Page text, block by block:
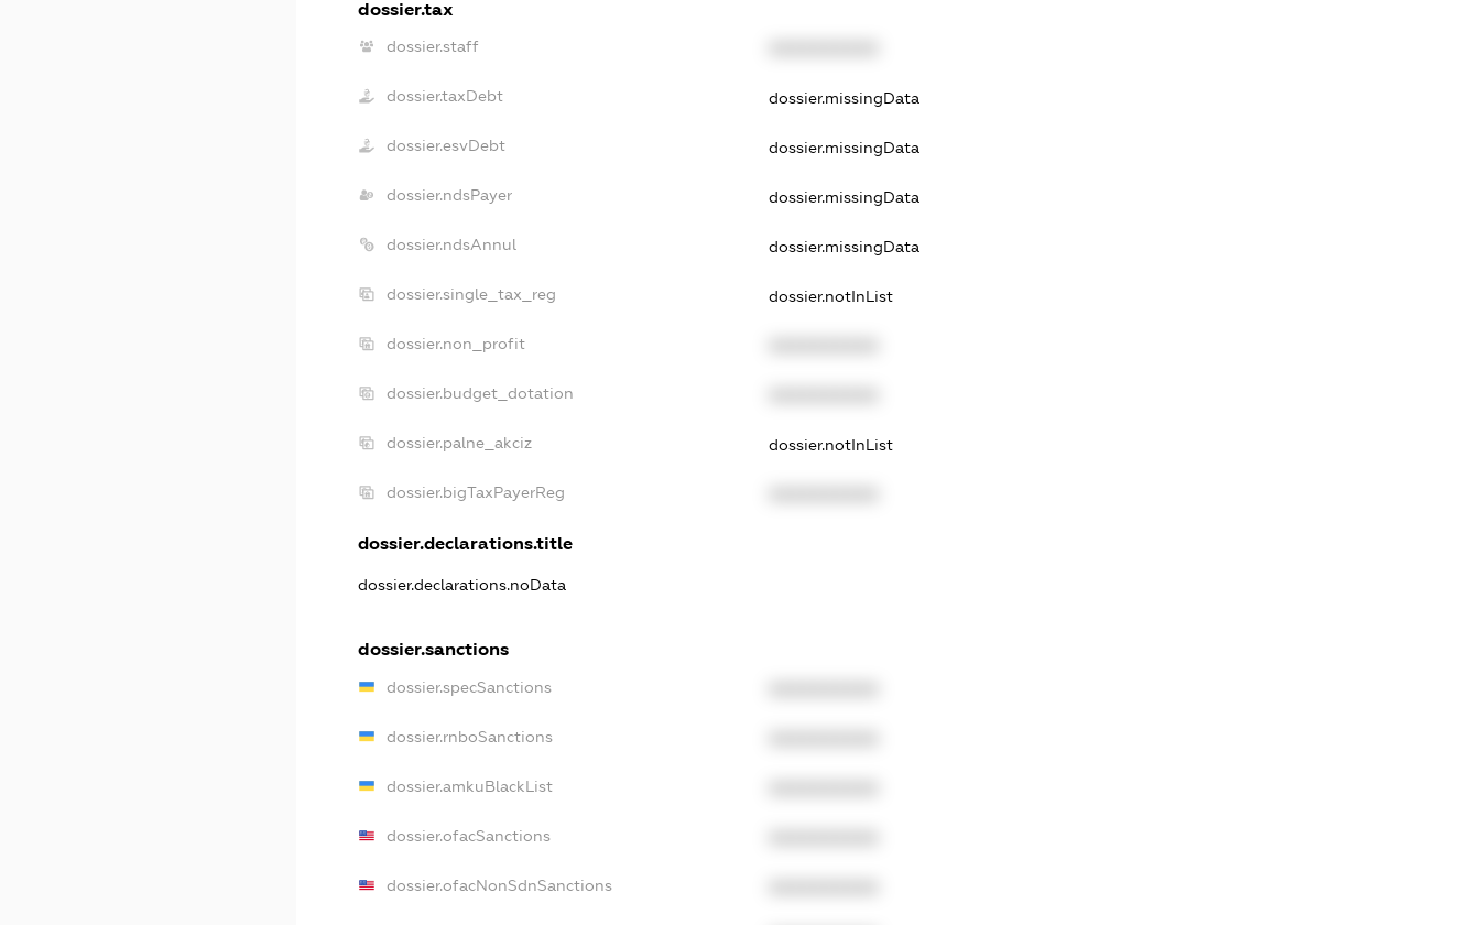
dossier.tax
dossier.staff
dossier.taxDebt dossier.missingData
dossier.esvDebt dossier.missingData
dossier.ndsPayer dossier.missingData
dossier.ndsAnnul dossier.missingData
dossier.single_tax_reg dossier.notInList
dossier.non_profit
dossier.budget_dotation
dossier.palne_akciz dossier.notInList
dossier.bigTaxPayerReg
dossier.declarations.title
dossier.declarations.noData
dossier.sanctions
dossier.specSanctions
dossier.rnboSanctions
dossier.amkuBlackList
dossier.ofacSanctions
dossier.ofacNonSdnSanctions